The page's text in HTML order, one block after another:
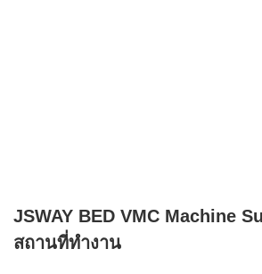
JSWAY BED VMC Machine
สถานที่ทำงาน